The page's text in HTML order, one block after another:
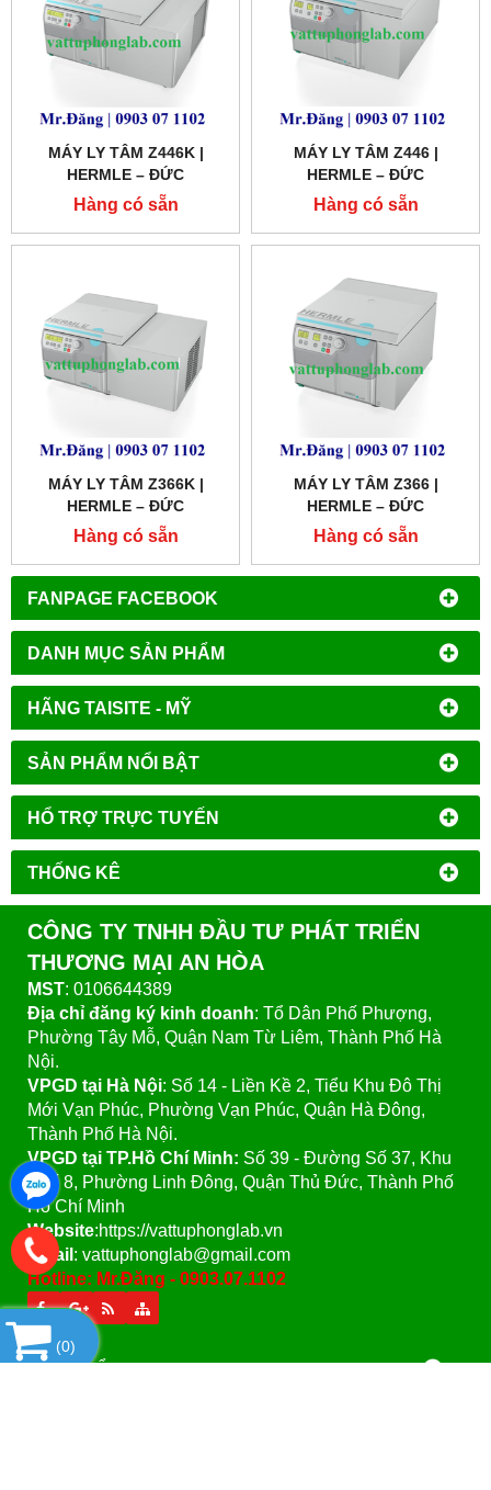
FANPAGE FACEBOOK
DANH MỤC SẢN PHẨM
HÃNG TAISITE - MỸ
SẢN PHẨM NỔI BẬT
HỔ TRỢ TRỰC TUYẾN
THỐNG KÊ
MÁY LY TÂM Z446K |
HERMLE – ĐỨC
Hàng có sẵn
MÁY LY TÂM Z446 |
HERMLE – ĐỨC
Hàng có sẵn
MÁY LY TÂM Z366K |
HERMLE – ĐỨC
Hàng có sẵn
MÁY LY TÂM Z366 |
HERMLE – ĐỨC
Hàng có sẵn
CÔNG TY TNHH ĐẦU TƯ PHÁT TRIỂN
THƯƠNG MẠI AN HÒA
MST: 0106644389
Địa chỉ đăng ký kinh doanh: Tổ Dân Phố Phượng,
Phường Tây Mỗ, Quận Nam Từ Liêm, Thành Phố Hà
Nội.
VPGD tại Hà Nội: Số 14 - Liền Kề 2, Tiểu Khu Đô Thị
Mới Vạn Phúc, Phường Vạn Phúc, Quận Hà Đông,
Thành Phố Hà Nội.
VPGD tại TP.Hồ Chí Minh: Số 39 - Đường Số 37, Khu
Phố 8, Phường Linh Đông, Quận Thủ Đức, Thành Phố
Hồ Chí Minh
Website:https://vattuphonglab.vn
Email : vattuphonglab@gmail.com
Hotline: Mr.Đăng - 0903.07.1102
SẢN PHẨM
(0)